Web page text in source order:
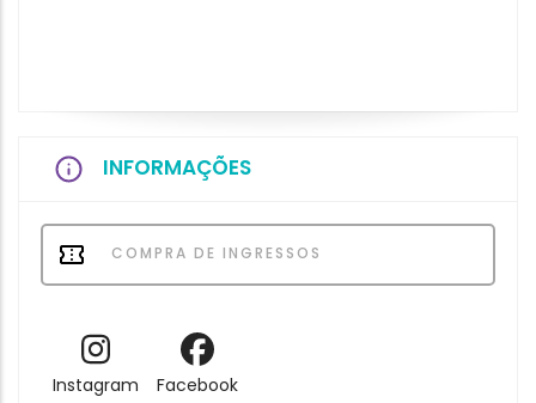
INFORMAÇÕES
COMPRA DE INGRESSOS
Instagram Facebook